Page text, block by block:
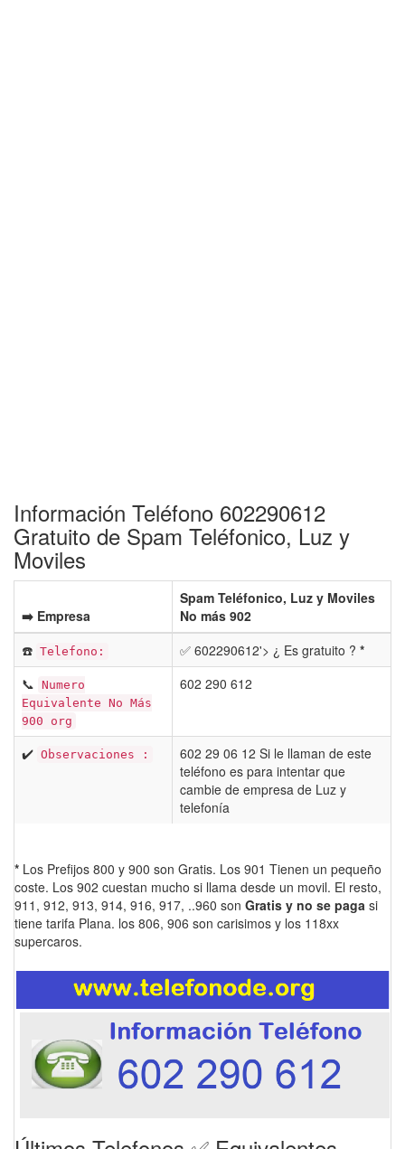
Información Teléfono 602290612
Gratuito de Spam Teléfonico, Luz y
Moviles
➡️ Empresa
Spam Teléfonico, Luz y Moviles
No más 902
☎️ Telefono: ✅ 602290612'> ¿ Es gratuito ? *
📞 Numero
Equivalente No Más
900 org
602 290 612
✔️ Observaciones :
602 29 06 12 Si le llaman de este
teléfono es para intentar que
cambie de empresa de Luz y
telefonía
* Los Prefijos 800 y 900 son Gratis. Los 901 Tienen un pequeño
coste. Los 902 cuestan mucho si llama desde un movil. El resto,
911, 912, 913, 914, 916, 917, ..960 son Gratis y no se paga si
tiene tarifa Plana. los 806, 906 son carisimos y los 118xx
supercaros.